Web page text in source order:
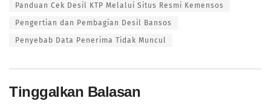
Panduan Cek Desil KTP Melalui Situs Resmi Kemensos
Pengertian dan Pembagian Desil Bansos
Penyebab Data Penerima Tidak Muncul
Tinggalkan Balasan